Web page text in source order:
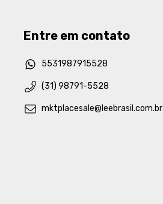
Entre em contato
5531987915528
(31) 98791-5528
mktplacesale@leebrasil.com.br